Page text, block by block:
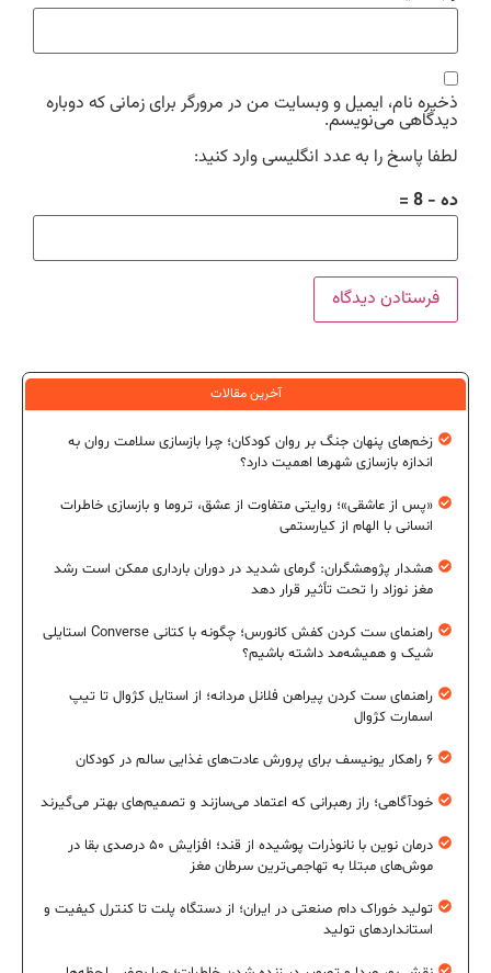
ذخیره نام، ایمیل و وبسایت من در مرورگر برای زمانی که دوباره
دیدگاهی می‌نویسم.
لطفا پاسخ را به عدد انگلیسی وارد کنید:
ده − 8 =
آخرین مقالات
زخم‌های پنهان جنگ بر روان کودکان؛ چرا بازسازی سلامت روان به
اندازه بازسازی شهرها اهمیت دارد؟
«پس از عاشقی»؛ روایتی متفاوت از عشق، تروما و بازسازی خاطرات
انسانی با الهام از کیارستمی
هشدار پژوهشگران: گرمای شدید در دوران بارداری ممکن است رشد
مغز نوزاد را تحت تأثیر قرار دهد
راهنمای ست کردن کفش کانورس؛ چگونه با کتانی Converse استایلی
شیک و همیشه‌مد داشته باشیم؟
راهنمای ست کردن پیراهن فلانل مردانه؛ از استایل کژوال تا تیپ
اسمارت کژوال
۶ راهکار یونیسف برای پرورش عادت‌های غذایی سالم در کودکان
خودآگاهی؛ راز رهبرانی که اعتماد می‌سازند و تصمیم‌های بهتر می‌گیرند
درمان نوین با نانوذرات پوشیده از قند؛ افزایش ۵۰ درصدی بقا در
موش‌های مبتلا به تهاجمی‌ترین سرطان مغز
تولید خوراک دام صنعتی در ایران؛ از دستگاه پلت تا کنترل کیفیت و
استانداردهای تولید